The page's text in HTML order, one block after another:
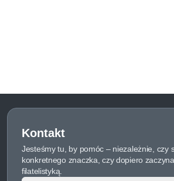
Kontakt
Jesteśmy tu, by pomóc – niezależnie, czy
konkretnego znaczka, czy dopiero
filatelistyką.